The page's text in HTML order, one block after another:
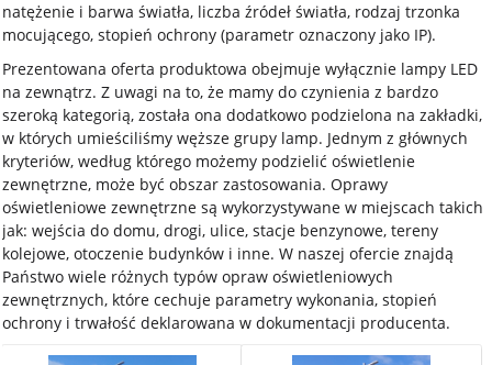
natężenie i barwa światła, liczba źródeł światła, rodzaj trzonka
mocującego, stopień ochrony (parametr oznaczony jako IP).
Prezentowana oferta produktowa obejmuje wyłącznie lampy LED
na zewnątrz. Z uwagi na to, że mamy do czynienia z bardzo
szeroką kategorią, została ona dodatkowo podzielona na zakładki,
w których umieściliśmy węższe grupy lamp. Jednym z głównych
kryteriów, według którego możemy podzielić oświetlenie
zewnętrzne, może być obszar zastosowania. Oprawy
oświetleniowe zewnętrzne są wykorzystywane w miejscach takich
jak: wejścia do domu, drogi, ulice, stacje benzynowe, tereny
kolejowe, otoczenie budynków i inne. W naszej ofercie znajdą
Państwo wiele różnych typów opraw oświetleniowych
zewnętrznych, które cechuje parametry wykonania, stopień
ochrony i trwałość deklarowana w dokumentacji producenta.